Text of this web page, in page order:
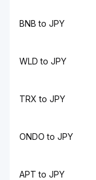
BNB to JPY
WLD to JPY
TRX to JPY
ONDO to JPY
APT to JPY